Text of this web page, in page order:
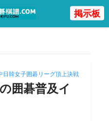
掲示板
韓女子囲碁リーグ頂上決戦
囲碁普及イ